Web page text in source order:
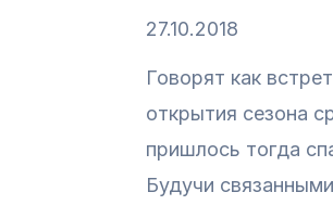
27.10.2018
Говорят как
открытия сезона
пришлось тогда
Будучи